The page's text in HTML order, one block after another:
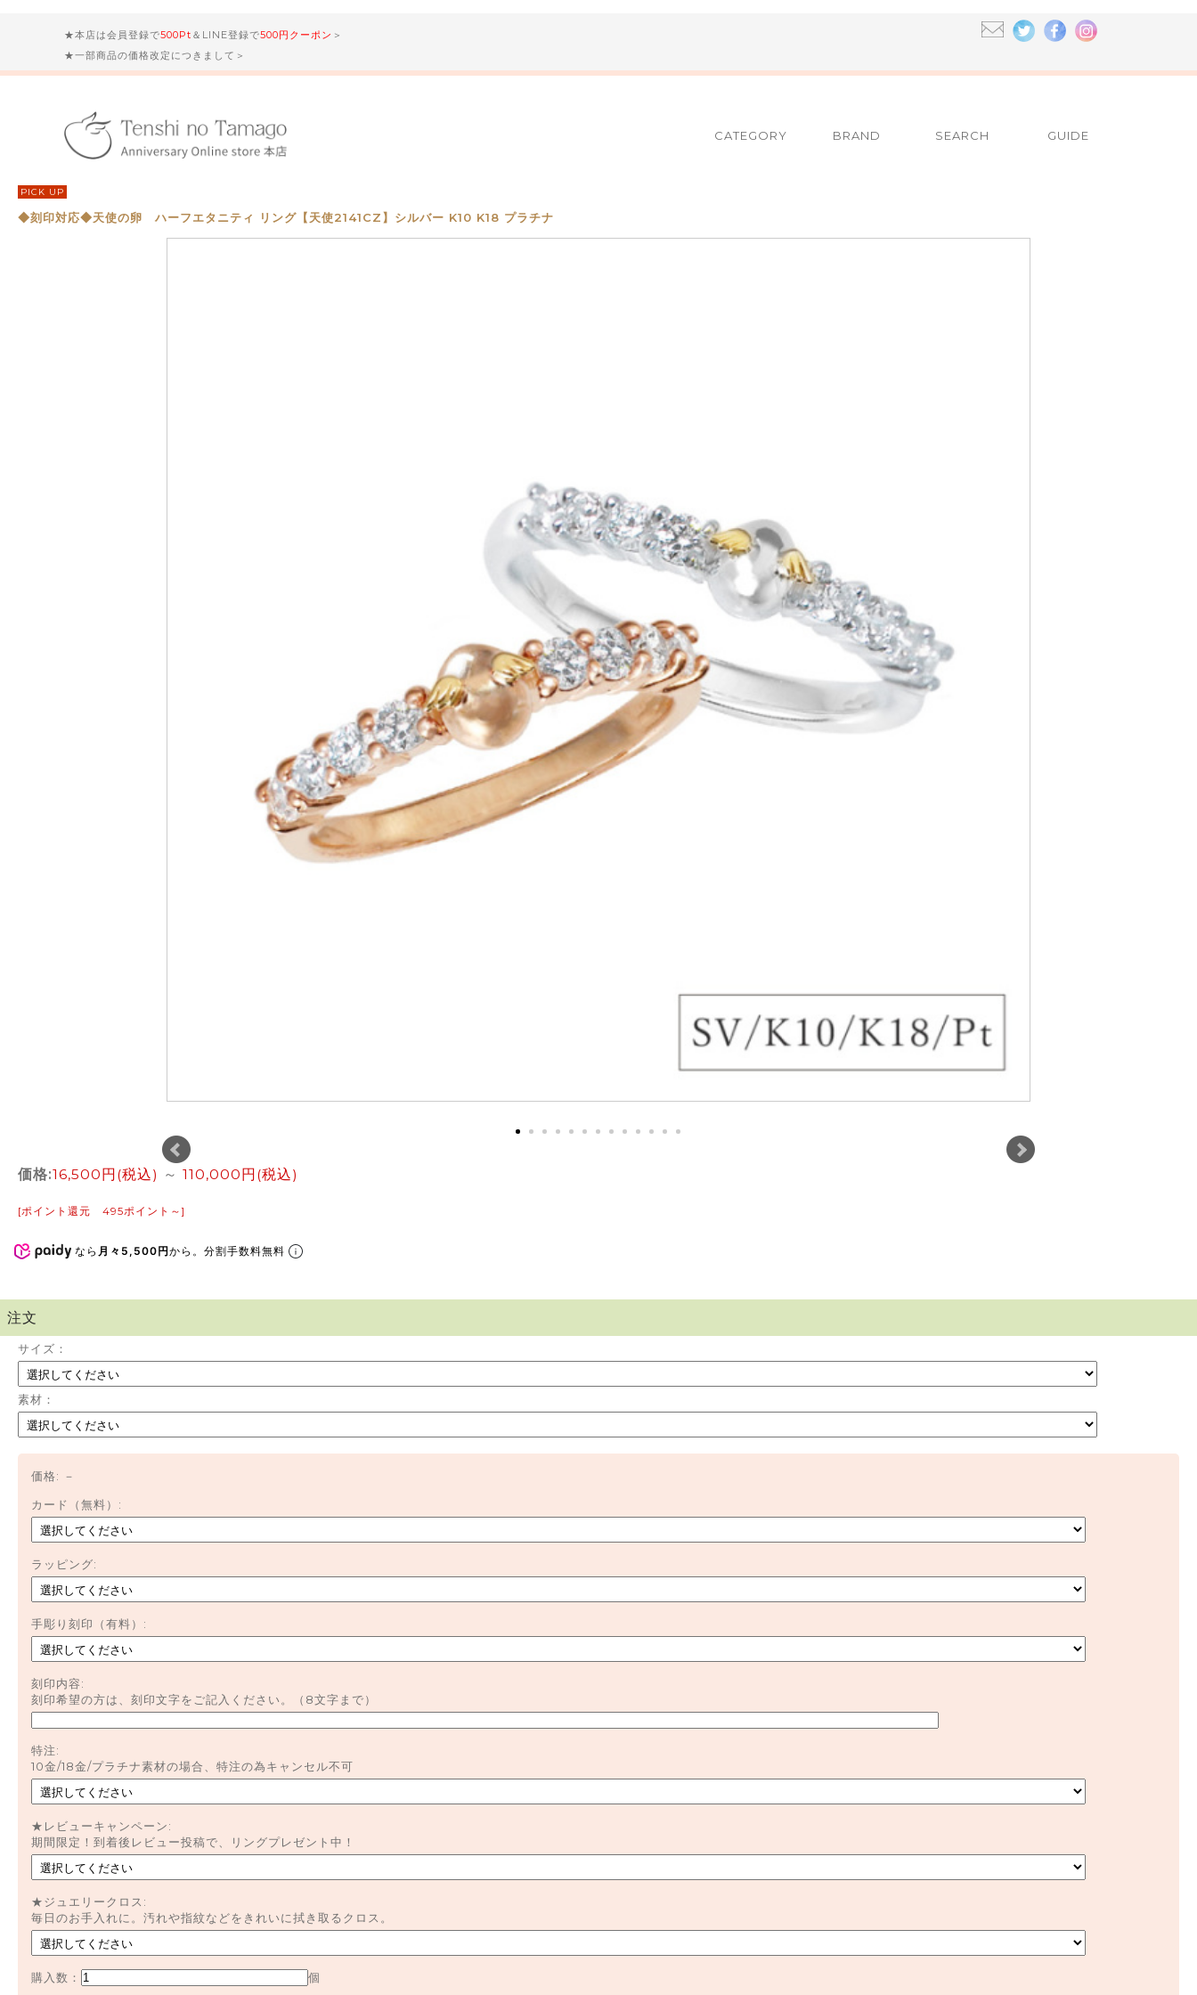
★本店は会員登録で500Pt ＆LINE登録で500円クーポン ＞
★一部商品の価格改定につきまして＞
CATEGORY BRAND SEARCH GUIDE
PICK UP
◆刻印対応◆天使の卵 ハーフエタニティ リング【天使2141CZ】シルバー K10 K18 プラチナ
価格:16,500円(税込) ～ 110,000円(税込)
[ポイント還元 495ポイント～]
なら 月々5,500円から。分割手数料無料
注文
サイズ：
素材：
価格: －
カード（無料）:
ラッピング:
手彫り刻印（有料）:
刻印内容:
刻印希望の方は、刻印文字をご記入ください。（8文字まで）
特注:
10金/18金/プラチナ素材の場合、特注の為キャンセル不可
★レビューキャンペーン:
期間限定！到着後レビュー投稿で、リングプレゼント中！
★ジュエリークロス:
毎日のお手入れに。汚れや指紋などをきれいに拭き取るクロス。
購入数： 個